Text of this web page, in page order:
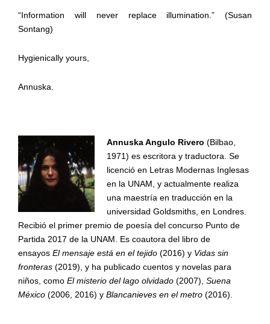
“Information will never replace illumination .” (Susan
Sontang)
Hygienically yours,
Annuska
Annuska Angulo Rivero (Bilbao,
1971) es escritora y traductora. Se
licenció en Letras Modernas Inglesas
en la UNAM, y actualmente realiza
una maestría en traducción en la
universidad Goldsmiths, en Londres.
Recibió el primer premio de poesía del concurso Punto de
Partida 2017 de la UNAM. Es coautora del libro de
ensayos El mensaje está en el tejido(2016) y Vidas sin
fronteras(2019), y ha publicado cuentos y novelas para
niños, como El misterio del lago olvidado (2007), Suena
México(2006, 2016) y Blancanieves en el metro(2016).